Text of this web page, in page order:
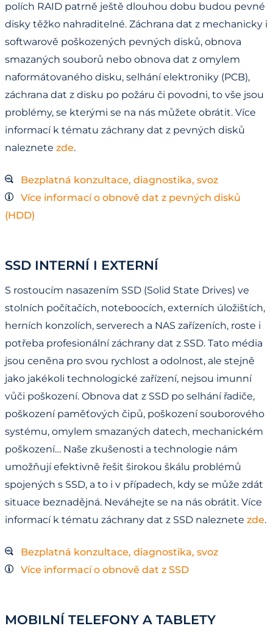
polích RAID patrně ještě dlouhou dobu budou pevné
disky těžko nahraditelné. Záchrana dat z mechanicky i
softwarově poškozených pevných disků, obnova
smazaných souborů nebo obnova dat z omylem
naformátovaného disku, selhání elektroniky (PCB),
záchrana dat z disku po požáru či povodni, to vše jsou
problémy, se kterými se na nás můžete obrátit. Více
informací k tématu záchrany dat z pevných disků
naleznete zde.
Bezplatná konzultace, diagnostika, svoz
Více informací o obnově dat z pevných disků
(HDD)
SSD INTERNÍ I EXTERNÍ
S rostoucím nasazením SSD (Solid State Drives) ve
stolních počítačích, noteboocích, externích úložištích,
herních konzolích, serverech a NAS zařízeních, roste i
potřeba profesionální záchrany dat z SSD. Tato média
jsou ceněna pro svou rychlost a odolnost, ale stejně
jako jakékoli technologické zařízení, nejsou imunní
vůči poškození. Obnova dat z SSD po selhání řadiče,
poškození paměťových čipů, poškození souborového
systému, omylem smazaných datech, mechanickém
poškození… Naše zkušenosti a technologie nám
umožňují efektivně řešit širokou škálu problémů
spojených s SSD, a to i v případech, kdy se může zdát
situace beznadějná. Neváhejte se na nás obrátit. Více
informací k tématu záchrany dat z SSD naleznete zde.
Bezplatná konzultace, diagnostika, svoz
Více informací o obnově dat z SSD
MOBILNÍ TELEFONY A TABLETY